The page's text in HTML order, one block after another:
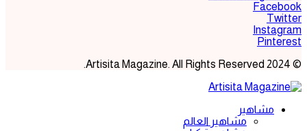
Facebook
Twitter
Instagram
Pinterest
© 2024 Artisita Magazine. All Rights Reserved.
مشاهير
مشاهير العالم